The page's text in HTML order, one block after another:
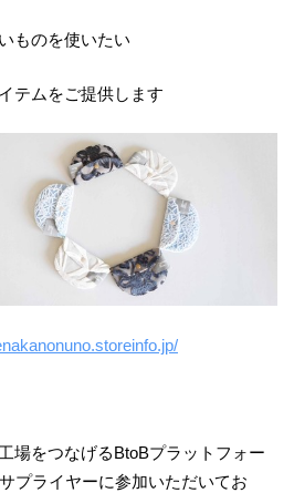
ものを使いたい
テムをご提供します
場をつなげるBtoBプラットフォー
プライヤーに参加いただいてお